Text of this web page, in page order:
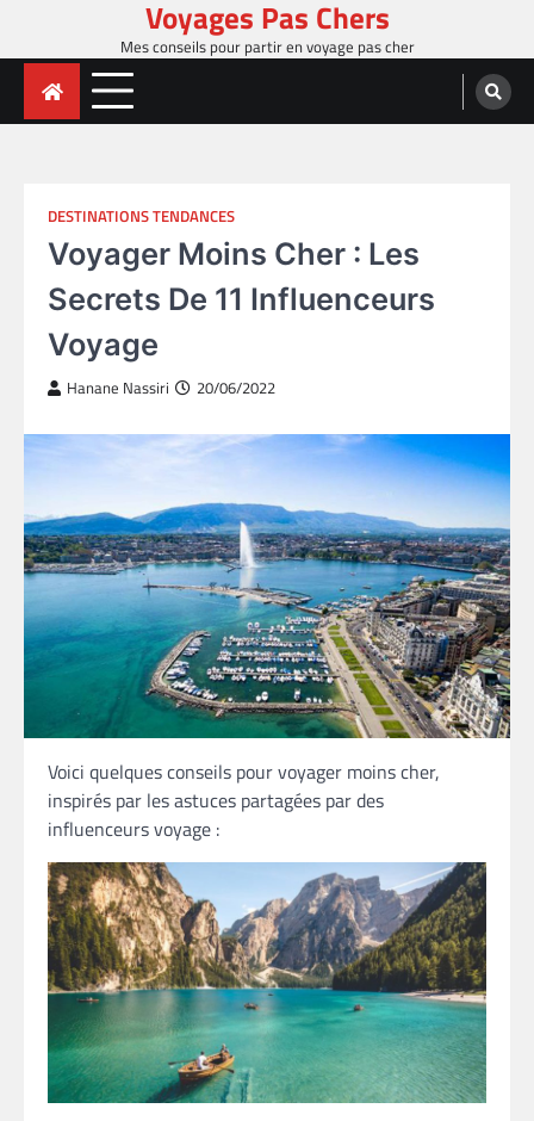
content
Voyages Pas Chers
Mes conseils pour partir en voyage pas cher
DESTINATIONS TENDANCES
Voyager Moins Cher : Les
Secrets De 11 Influenceurs
Voyage
Hanane Nassiri 20/06/2022
Voici quelques conseils pour voyager moins cher,
inspirés par les astuces partagées par des
influenceurs voyage :